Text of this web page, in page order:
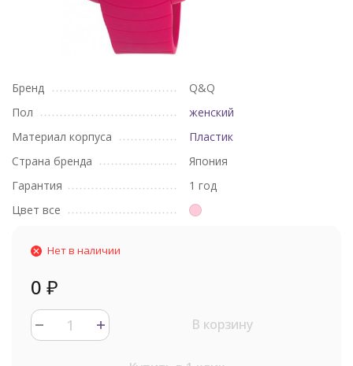
Бренд
Q&Q
Пол
женский
Материал корпуса
Пластик
Страна бренда
Япония
Гарантия
1 год
Цвет все
Нет в наличии
0 ₽
В корзину